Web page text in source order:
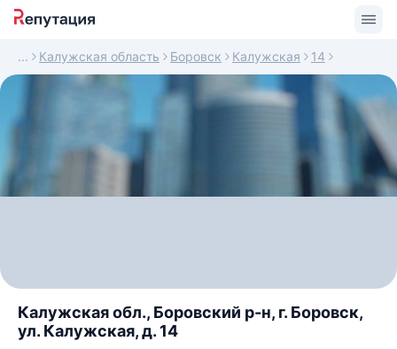
Калужская область Боровск Калужская 14
Калужская обл., Боровский р-н, г. Боровск,
ул. Калужская, д. 14